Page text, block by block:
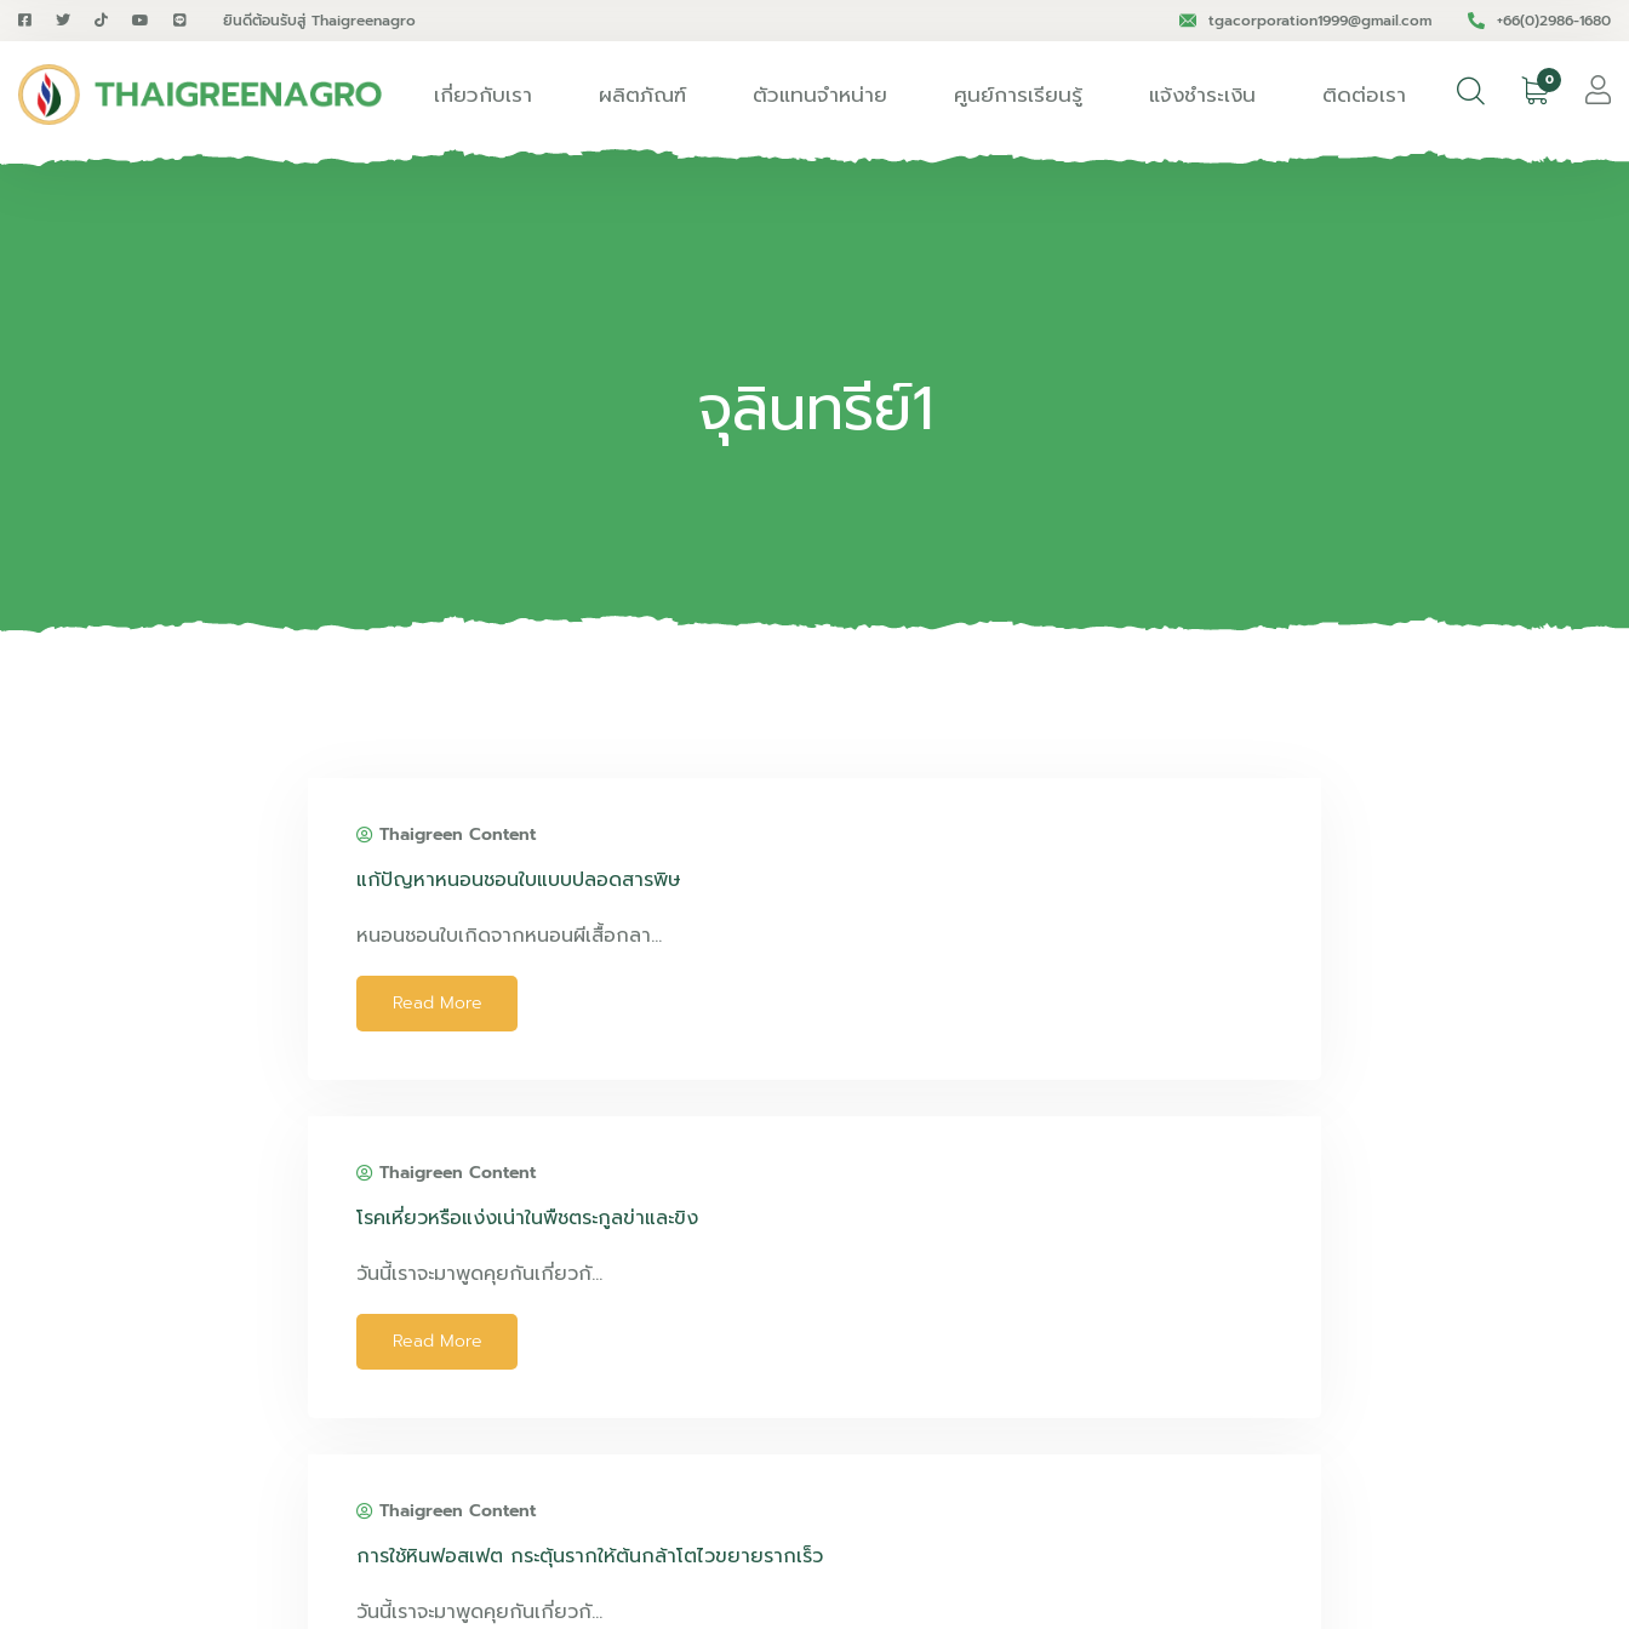
ยินดีต้อนรับสู่ Thaigreenagro tgacorporation1999@gmail.com +66(0)2986-1680
เกี่ยวกับเรา ผลิตภัณฑ์ ตัวแทนจำหน่าย ศูนย์การเรียนรู้ แจ้งชำระเงิน ติดต่อเรา 0
จุลินทรีย์1
Thaigreen Content
แก้ปัญหาหนอนชอนใบแบบปลอดสารพิษ
หนอนชอนใบเกิดจากหนอนผีเสื้อกลา…
Read More
Thaigreen Content
โรคเหี่ยวหรือแง่งเน่าในพืชตระกูลข่าและขิง
วันนี้เราจะมาพูดคุยกันเกี่ยวกั…
Read More
Thaigreen Content
การใช้หินฟอสเฟต กระตุ้นรากให้ต้นกล้าโตไวขยายรากเร็ว
วันนี้เราจะมาพูดคุยกันเกี่ยวกั…